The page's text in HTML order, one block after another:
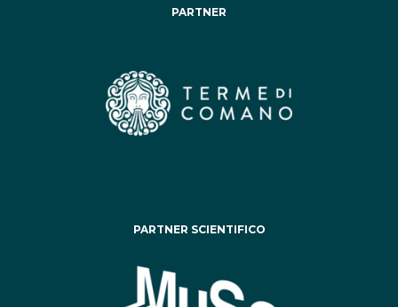
PARTNER
PARTNER SCIENTIFICO